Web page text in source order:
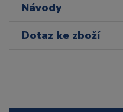
Návody
Dotaz ke zboží